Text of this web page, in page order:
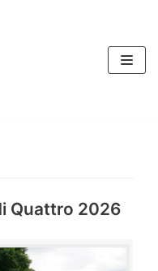
Quattro 2026